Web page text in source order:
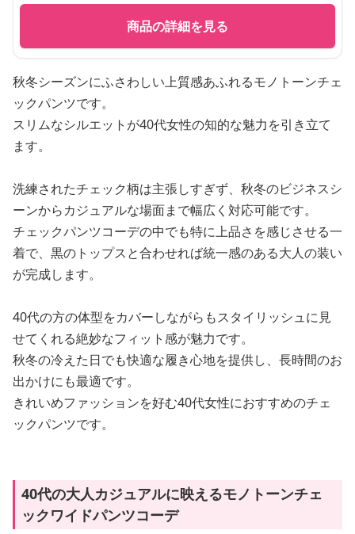
商品の詳細を見る
秋冬シーズンにふさわしい上質感あふれるモノトーンチェ
ックパンツです。
スリムなシルエットが40代女性の知的な魅力を引き立て
ます。
洗練されたチェック柄は主張しすぎず、秋冬のビジネスシ
ーンからカジュアルな場面まで幅広く対応可能です。
チェックパンツコーデの中でも特に上品さを感じさせる一
着で、黒のトップスと合わせれば統一感のある大人の装い
が完成します。
40代の方の体型をカバーしながらもスタイリッシュに見
せてくれる絶妙なフィット感が魅力です。
秋冬の冷えた日でも快適な履き心地を提供し、長時間のお
出かけにも最適です。
きれいめファッションを好む40代女性におすすめのチェ
ックパンツです。
40代の大人カジュアルに映えるモノトーンチェ
ックワイドパンツコーデ